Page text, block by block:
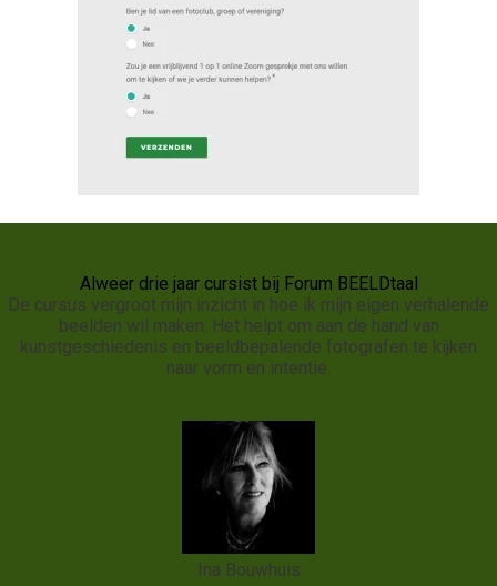
Alweer drie jaar cursist bij Forum BEELDtaal
De cursus vergroot mijn inzicht in hoe ik mijn eigen verhalende
beelden wil maken. Het helpt om aan de hand van
kunstgeschiedenis en beeldbepalende fotografen te kijken
naar vorm en intentie.
Ina Bouwhuis